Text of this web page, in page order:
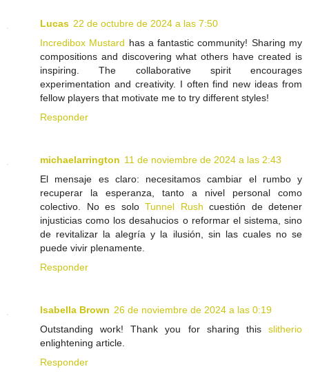
Lucas 22 de octubre de 2024 a las 7:50
Incredibox Mustard has a fantastic community! Sharing my
compositions and discovering what others have created is
inspiring. The collaborative spirit encourages
experimentation and creativity. I often find new ideas from
fellow players that motivate me to try different styles!
Responder
michaelarrington 11 de noviembre de 2024 a las 2:43
El mensaje es claro: necesitamos cambiar el rumbo y
recuperar la esperanza, tanto a nivel personal como
colectivo. No es solo Tunnel Rush cuestión de detener
injusticias como los desahucios o reformar el sistema, sino
de revitalizar la alegría y la ilusión, sin las cuales no se
puede vivir plenamente.
Responder
Isabella Brown 26 de noviembre de 2024 a las 0:19
Outstanding work! Thank you for sharing this slitherio
enlightening article.
Responder